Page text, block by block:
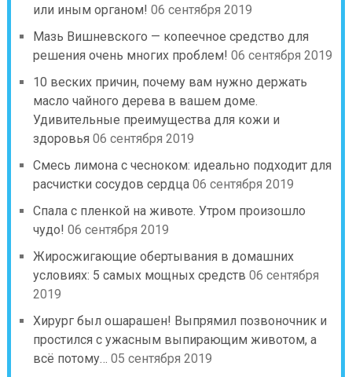
или иным органом! 06 сентября 2019
Мазь Вишневского — копеечное средство для
решения очень многих проблем! 06 сентября 2019
10 веских причин, почему вам нужно держать
масло чайного дерева в вашем доме.
Удивительные преимущества для кожи и
здоровья 06 сентября 2019
Смесь лимона с чесноком: идеально подходит для
расчистки сосудов сердца 06 сентября 2019
Спала с пленкой на животе. Утром произошло
чудо! 06 сентября 2019
Жиросжигающие обертывания в домашних
условиях: 5 самых мощных средств 06 сентября
2019
Хирург был ошарашен! Выпрямил позвоночник и
простился с ужасным выпирающим животом, а
всё потому… 05 сентября 2019